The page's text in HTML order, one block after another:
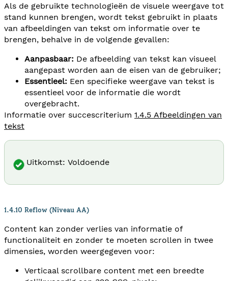
Als de gebruikte technologieën de visuele weergave tot
stand kunnen brengen, wordt tekst gebruikt in plaats
van afbeeldingen van tekst om informatie over te
brengen, behalve in de volgende gevallen:
Aanpasbaar: De afbeelding van tekst kan visueel
aangepast worden aan de eisen van de gebruiker;
Essentieel: Een specifieke weergave van tekst is
essentieel voor de informatie die wordt
overgebracht.
Informatie over succescriterium 1.4.5 Afbeeldingen van
tekst
Uitkomst: Voldoende
1.4.10 Reflow (Niveau AA)
Content kan zonder verlies van informatie of
functionaliteit en zonder te moeten scrollen in twee
dimensies, worden weergegeven voor:
Verticaal scrollbare content met een breedte